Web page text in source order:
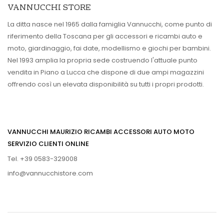
VANNUCCHI STORE
La ditta nasce nel 1965 dalla famiglia Vannucchi, come punto di
riferimento della Toscana per gli accessori e ricambi auto e
moto, giardinaggio, fai date, modellismo e giochi per bambini.
Nel 1993 amplia la propria sede costruendo l'attuale punto
vendita in Piano a Lucca che dispone di due ampi magazzini
offrendo così un elevata disponibilità su tutti i propri prodotti.
VANNUCCHI MAURIZIO RICAMBI ACCESSORI AUTO MOTO
SERVIZIO CLIENTI ONLINE
Tel. +39 0583-329008
info@vannucchistore.com